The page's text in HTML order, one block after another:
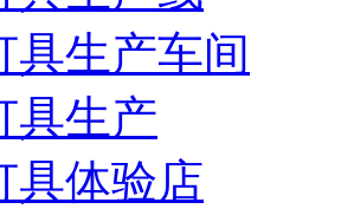
具生产车间
具生产
具体验店